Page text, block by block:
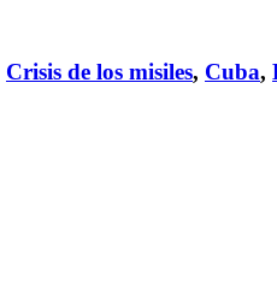
Crisis de los misiles, Cuba,